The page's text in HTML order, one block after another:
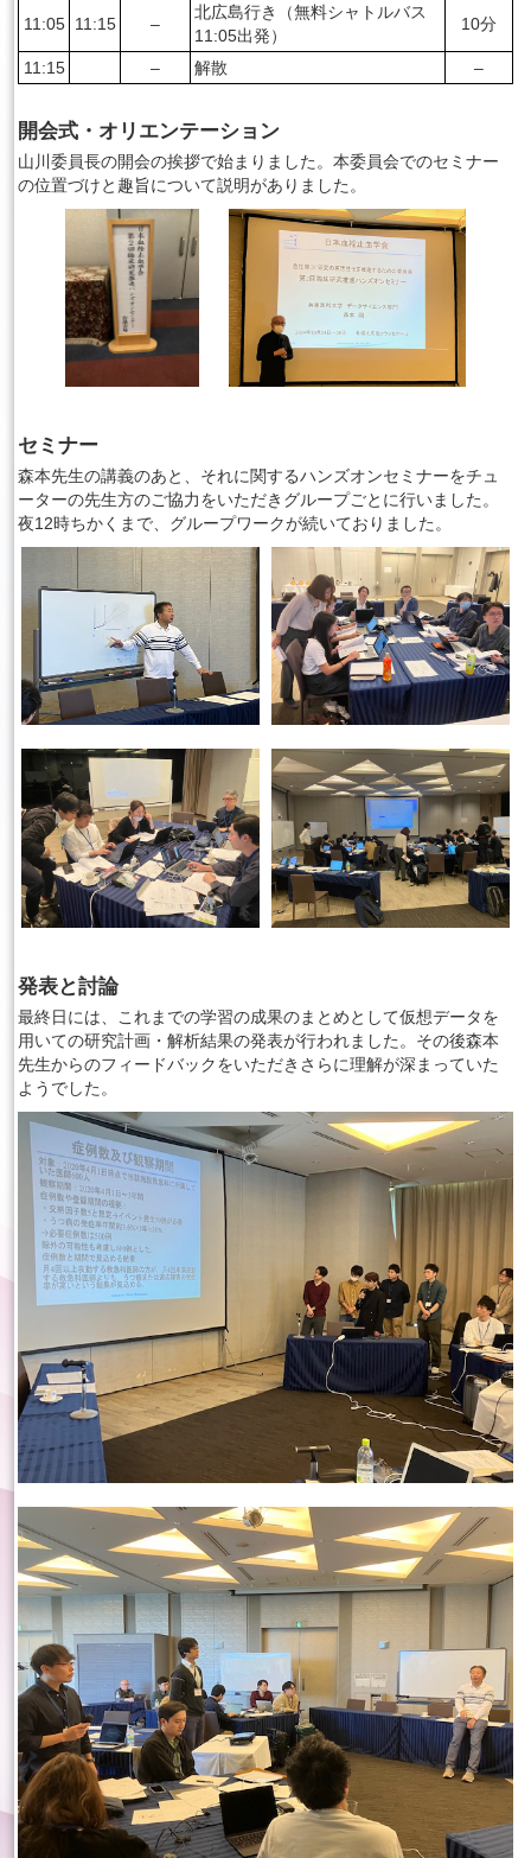
11:05 11:15 –
北広島行き（無料シャトルバス
11:05出発）
10分
11:15 – 解散 –
開会式・オリエンテーション
山川委員長の開会の挨拶で始まりました。本委員会でのセミナー
の位置づけと趣旨について説明がありました。
セミナー
森本先生の講義のあと、それに関するハンズオンセミナーをチュ
ーターの先生方のご協力をいただきグループごとに行いました。
夜12時ちかくまで、グループワークが続いておりました。
発表と討論
最終日には、これまでの学習の成果のまとめとして仮想データを
用いての研究計画・解析結果の発表が行われました。その後森本
先生からのフィードバックをいただきさらに理解が深まっていた
ようでした。